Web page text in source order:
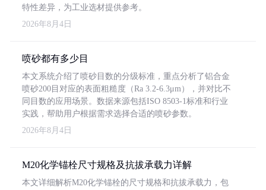
特性差异，为工业选材提供参考。
2026年8月4日
喷砂都有多少目
本文系统介绍了喷砂目数的分级标准，重点分析了铝合金
喷砂200目对应的表面粗糙度（Ra 3.2-6.3μm），并对比不
同目数的应用场景。数据来源包括ISO 8503-1标准和行业
实践，帮助用户根据需求选择合适的喷砂参数。
2026年8月4日
M20化学锚栓尺寸规格及抗拔承载力详解
本文详细解析M20化学锚栓的尺寸规格和抗拔承载力，包